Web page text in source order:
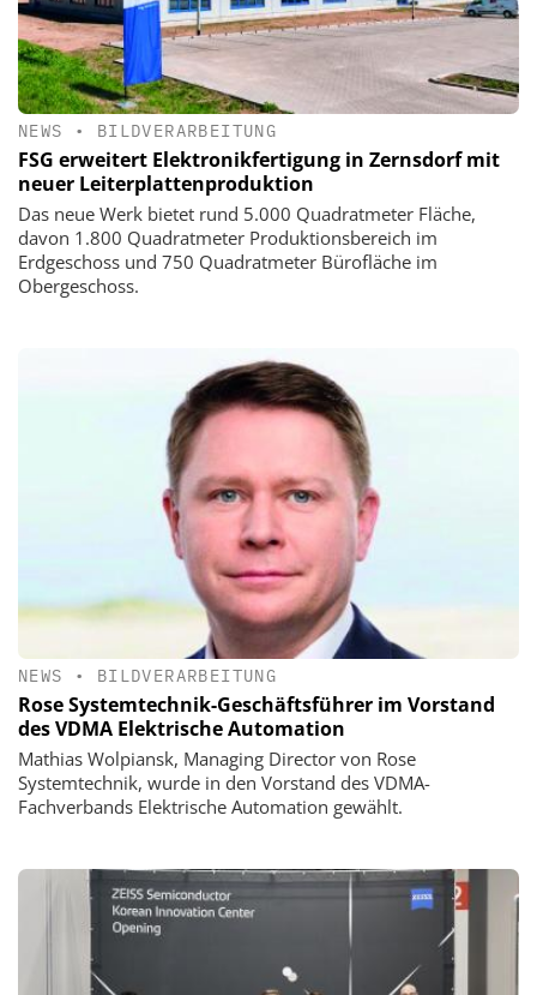
NEWS • BILDVERARBEITUNG
FSG erweitert Elektronikfertigung in Zernsdorf mit
neuer Leiterplattenproduktion
Das neue Werk bietet rund 5.000 Quadratmeter Fläche,
davon 1.800 Quadratmeter Produktionsbereich im
Erdgeschoss und 750 Quadratmeter Bürofläche im
Obergeschoss.
NEWS • BILDVERARBEITUNG
Rose Systemtechnik-Geschäftsführer im Vorstand
des VDMA Elektrische Automation
Mathias Wolpiansk, Managing Director von Rose
Systemtechnik, wurde in den Vorstand des VDMA-
Fachverbands Elektrische Automation gewählt.